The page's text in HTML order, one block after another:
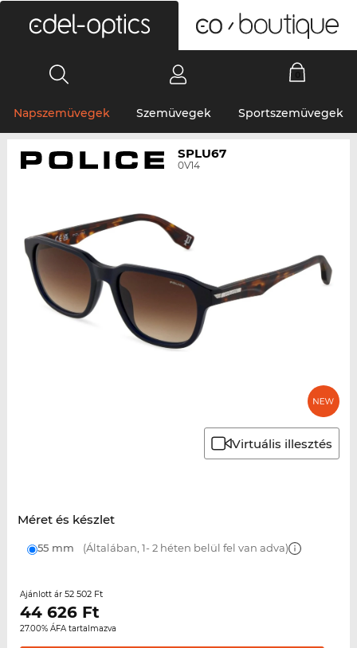
Napszemüvegek Szemüvegek Sportszemüvegek
SPLU67
0V14
Virtuális illesztés
Méret és készlet
55 mm (Általában, 1- 2 héten belül fel van adva)
Ajánlott ár 52 502 Ft
44 626Ft
27.00% ÁFA tartalmazva